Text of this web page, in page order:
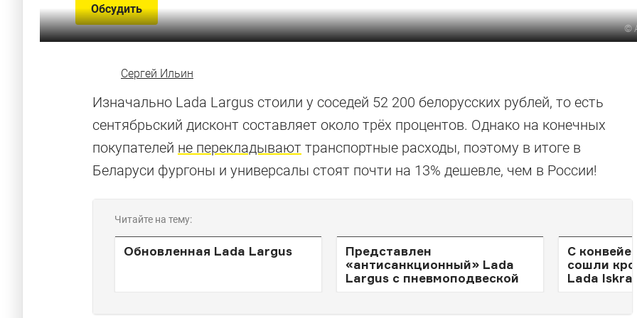
Обсудить
©
Сергей Ильин
Изначально Lada Largus стоили у соседей 52 200 белорусских рублей, то есть
сентябрьский дисконт составляет около трёх процентов. Однако на конечных
покупателей не перекладывают транспортные расходы, поэтому в итоге в
Беларуси фургоны и универсалы стоят почти на 13% дешевле, чем в России!
Читайте на тему:
Обновленная Lada Largus
Представлен
«антисанкционный» Lada
Largus с пневмоподвеской
С
сошли
Lada Iskra